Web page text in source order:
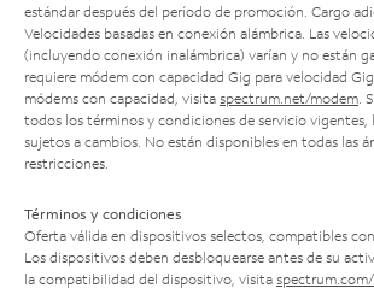
estándar después del período de promoción. Cargo
Velocidades basadas en conexión alámbrica. Las
(incluyendo conexión inalámbrica) varían y no están
requiere módem con capacidad Gig para velocidad
módems con capacidad, visita spectrum.net/modem .
todos los términos y condiciones de servicio vigentes,
sujetos a cambios. No están disponibles en todas las
restricciones.
Términos y condiciones
Oferta válida en dispositivos selectos, compatibles
Los dispositivos deben desbloquearse antes de su
la compatibilidad del dispositivo, visita